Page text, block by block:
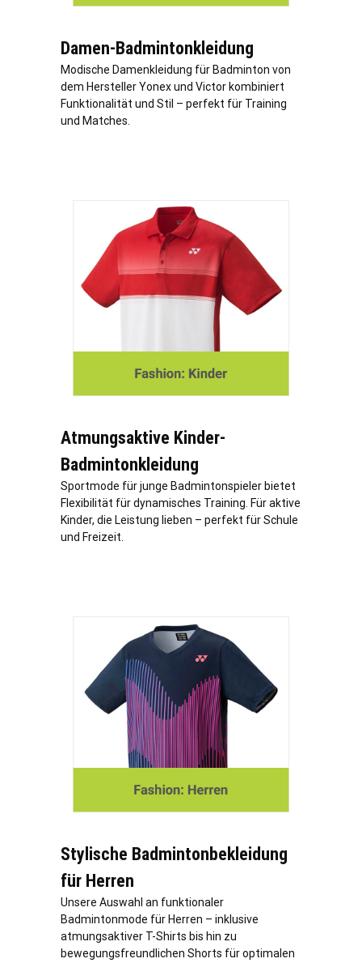
Damen-Badmintonkleidung
Modische Damenkleidung für Badminton von
dem Hersteller Yonex und Victor kombiniert
Funktionalität und Stil – perfekt für Training
und Matches.
Atmungsaktive Kinder-
Badmintonkleidung
Sportmode für junge Badmintonspieler bietet
Flexibilität für dynamisches Training. Für aktive
Kinder, die Leistung lieben – perfekt für Schule
und Freizeit.
Stylische Badmintonbekleidung
für Herren
Unsere Auswahl an funktionaler
Badmintonmode für Herren – inklusive
atmungsaktiver T-Shirts bis hin zu
bewegungsfreundlichen Shorts für optimalen